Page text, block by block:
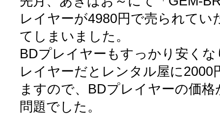
レイヤーが4980円で売られてい
てしまいました。
BDプレイヤーもすっかり安く
レイヤーだとレンタル屋に2000
ますので、BDプレイヤーの価
問題でした。